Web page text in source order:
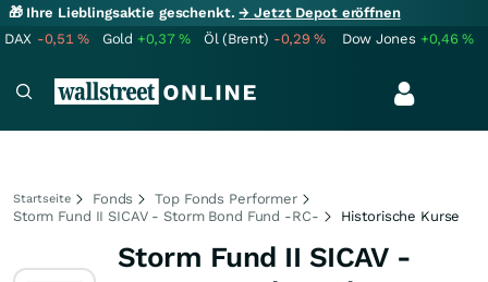
🎁 Ihre Lieblingsaktie geschenkt.→ Jetzt Depot eröffnen
DAX -0,51% Gold +0,37% Öl (Brent) -0,29% Dow Jones +0,46%
Startseite Fonds
Top Fonds Performer
Storm Fund II SICAV - Storm Bond Fund -RC-
Historische Kurse
Storm Fund II SICAV -